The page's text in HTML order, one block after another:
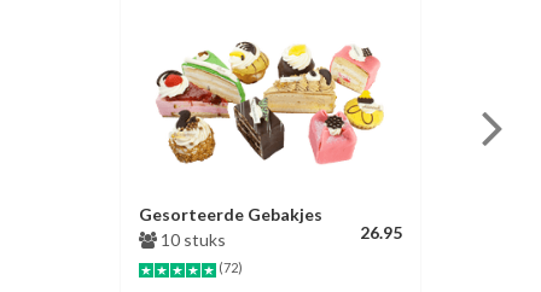
Gesorteerde Gebakjes
10 stuks
(72)
26.95